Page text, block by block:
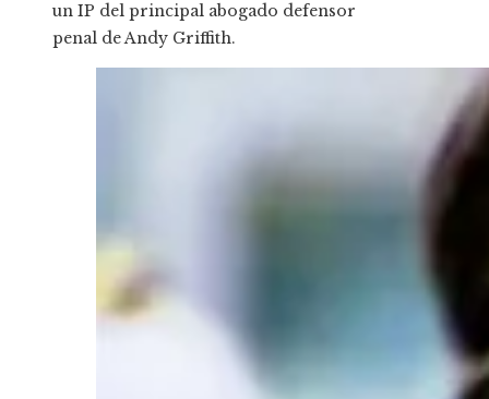
un IP del principal abogado defensor
penal de Andy Griffith.